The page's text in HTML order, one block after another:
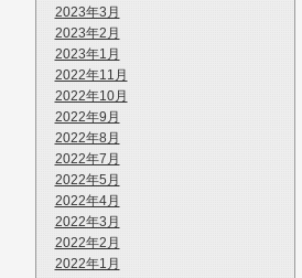
2023年3月
2023年2月
2023年1月
2022年11月
2022年10月
2022年9月
2022年8月
2022年7月
2022年5月
2022年4月
2022年3月
2022年2月
2022年1月